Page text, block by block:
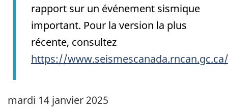
rapport sur un événement sismique
important. Pour la version la plus
récente, consultez
https://
mardi 14 janvier 2025